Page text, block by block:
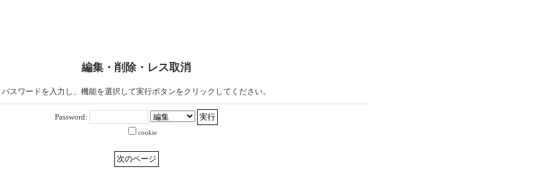
編集・削除・レス取消
パスワードを入力し、機能を選択して実行ボタンをクリックしてください。
Password:
cookie